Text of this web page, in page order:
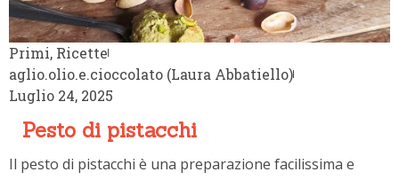
Primi, Ricette
aglio.olio.e.cioccolato (Laura Abbatiello)
Luglio 24, 2025
Pesto di pistacchi
Il pesto di pistacchi è una preparazione facilissima e